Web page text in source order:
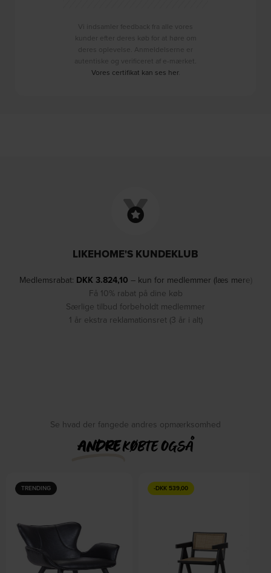
Vi indsamler feedback fra alle vores
kunder efter deres køb for at høre om
deres oplevelse. Anmeldelserne er
autentiske og verificeret af e-mærket.
Vores certifikat kan ses her.
LIKEHOME'S KUNDEKLUB
Medlemsrabat: DKK3.824,10 – kun for medlemmer (læs mere)
Få 10% rabat på dine køb
Særlige tilbud forbeholdt medlemmer
1 år ekstra reklamationsret (3 år i alt)
Se hvad der fangede andres opmærksomhed
ANDREKØBTE OGSÅ
TRENDING -DKK 539,00